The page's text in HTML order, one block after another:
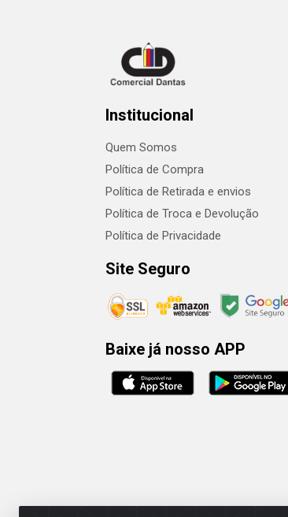
Institucional
Quem Somos
Política de Compra
Política de Retirada e envios
Política de Troca e Devolução
Política de Privacidade
Site Seguro
Baixe já nosso APP